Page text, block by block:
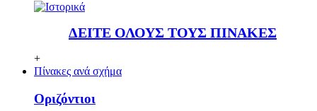
ΔΕΙΤΕ ΟΛΟΥΣ ΤΟΥΣ ΠΙΝΑΚΕΣ
+
Πίνακες ανά σχήμα
Οριζόντιοι